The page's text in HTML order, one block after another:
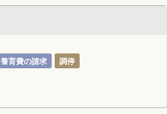
養育費の請求
調停